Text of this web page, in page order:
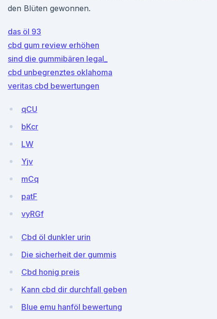
den Blüten gewonnen.
das öl 93
cbd gum review erhöhen
sind die gummibären legal_
cbd unbegrenztes oklahoma
veritas cbd bewertungen
qCU
bKcr
LW
Yjv
mCq
patF
vyRGf
Cbd öl dunkler urin
Die sicherheit der gummis
Cbd honig preis
Kann cbd dir durchfall geben
Blue emu hanföl bewertung